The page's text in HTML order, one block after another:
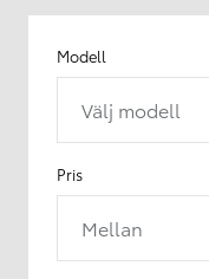
Modell
Välj modell
Pris
Mellan